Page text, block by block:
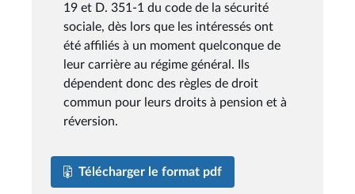
19 et D. 351-1 du code de la sécurité
sociale, dès lors que les intéressés ont
été affiliés à un moment quelconque de
leur carrière au régime général. Ils
dépendent donc des règles de droit
commun pour leurs droits à pension et à
réversion.
Télécharger le format pdf